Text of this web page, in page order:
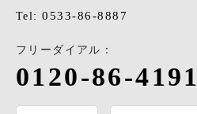
Tel: 0533-86-8887
フリーダイアル：
0120-86-4191